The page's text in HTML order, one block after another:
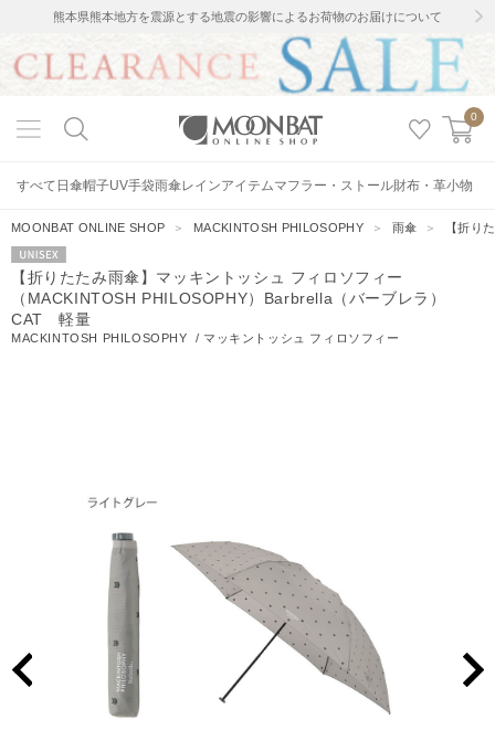
熊本県熊本地方を震源とする地震の影響によるお荷物のお届けについて
0
すべて 日傘帽子UV手袋雨傘レインアイテムマフラー・ストール財布・革小物
MOONBAT ONLINE SHOP ＞ MACKINTOSH PHILOSOPHY＞ 雨傘 ＞ 【折り
UNISEX
【折りたたみ雨傘】マッキントッシュ フィロソフィー
（MACKINTOSH PHILOSOPHY）Barbrella（バーブレラ）
CAT 軽量
MACKINTOSH PHILOSOPHY / マッキントッシュ フィロソフィー